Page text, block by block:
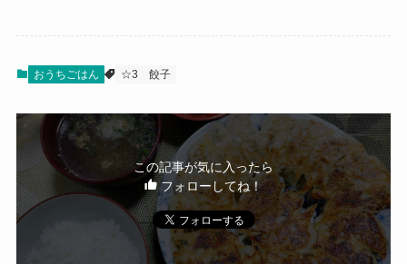
おうちごはん ☆3 餃子
この記事が気に入ったら
フォローしてね！